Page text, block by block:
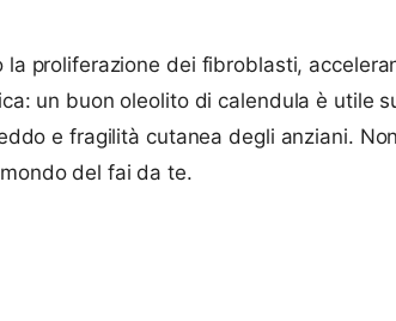
proliferazione dei fibroblasti,
un buon oleolito di calendula è utile
e fragilità cutanea degli anziani.
del fai da te.